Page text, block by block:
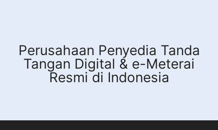
Perusahaan Penyedia Tanda
Tangan Digital & e-Meterai
Resmi di Indonesia